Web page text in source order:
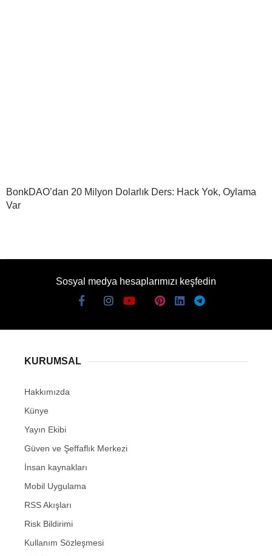
BonkDAO’dan 20 Milyon Dolarlık Ders: Hack Yok, Oylama
Var
Sosyal medya hesaplarımızı keşfedin
KURUMSAL
Hakkımızda
Künye
Yayın Ekibi
Güven ve Şeffaflık Merkezi
İnsan kaynakları
Mobil Uygulama
RSS Akışları
Risk Bildirimi
Kullanım Sözleşmesi